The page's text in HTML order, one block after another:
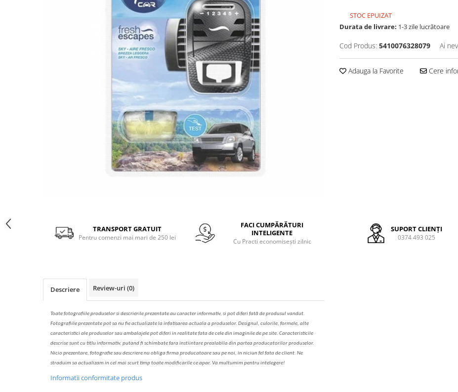
Solutie de indepartat rugina si
Produse pentru curatarea tenului
pentru par, masca de par
Vata demachianta
Facebook
STOC EPUIZAT
Durata de livrare: 1-3 zile lucrătoare
Cod Produs: 5410076328079 Ai
Adauga la Favorite Cere
TRANSPORT GRATUIT
Pentru comenzi mai mari de 250 lei
FACI CUMPĂRĂTURI
INTELIGENTE
Cu Practi economisești zilnic
SUPORT CLIENȚI
0374 493 025
Descriere Review-uri (0)
Toate fotografiile produselorsidescrierileprezentate au caracter informativ, si pot diferi fată de produsul vandut.
Fotografiile prezentate pot sa nu fie actualizate la infatisarea actuala a produselor. Designul, culorile, formele, alte
caracteristici ale produselor sau ambalajele pot diferi in realitate fata de cele din imaginile de pe site. Caracteristicile
descrise sunt cu titlu informativ, putand fi schimbate fara instiintare prealabila din partea producatorilor produselor.
Nicio prezentare, fotografie sau descriere nu obliga firma producatoare sau pe noi, in niciun fel fata de client. Ne
straduim sa actualizam in cel mai scurt timp toate modificarile ce apar. Va multumim pentru intelegere!
Informatii conformitate produs